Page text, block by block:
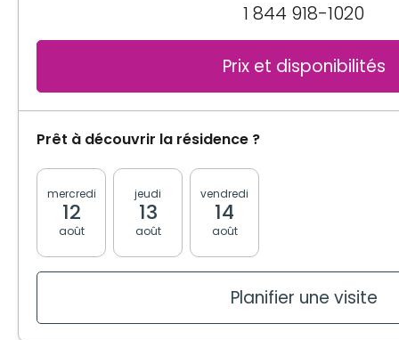
Électricité / Chauffage
Ligne téléphonique
Planifier une visite
1 844 918-1020
Prix et disponibilités
Prêt à découvrir la résidence ?
mercredi
12
août
jeudi
13
août
vendredi
14
août
Planifier une visite